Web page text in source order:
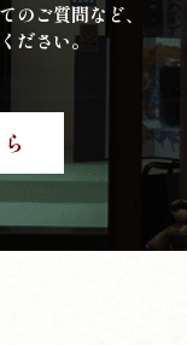
のご質問など、
ださい。